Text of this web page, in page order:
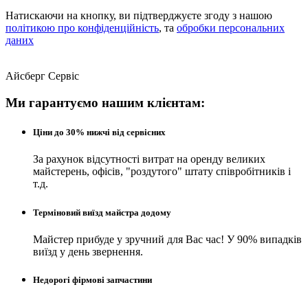
Натискаючи на кнопку, ви підтверджуєте згоду з нашою
політикою про конфіденційність, та обробки персональних
даних
Айсберг Сервіс
Ми гарантуємо нашим клієнтам:
Ціни до 30% нижчі від сервісних
За рахунок відсутності витрат на оренду великих
майстерень, офісів, "роздутого" штату співробітників і
т.д.
Терміновий виїзд майстра додому
Майстер прибуде у зручний для Вас час! У 90% випадків
виїзд у день звернення.
Недорогі фірмові запчастини